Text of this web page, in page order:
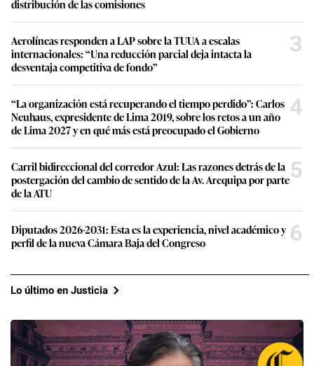
Exdirigente del Movadef ya no será el representante de JP en
Ética: entretelones de los acuerdos iniciales sobre la
distribución de las comisiones
Aerolíneas responden a LAP sobre la TUUA a escalas
internacionales: “Una reducción parcial deja intacta la
desventaja competitiva de fondo”
“La organización está recuperando el tiempo perdido”: Carlos
Neuhaus, expresidente de Lima 2019, sobre los retos a un año
de Lima 2027 y en qué más está preocupado el Gobierno
Carril bidireccional del corredor Azul: Las razones detrás de la
postergación del cambio de sentido de la Av. Arequipa por parte
de la ATU
perfil de la nueva Cámara Baja del Congreso
Lo último en Justicia